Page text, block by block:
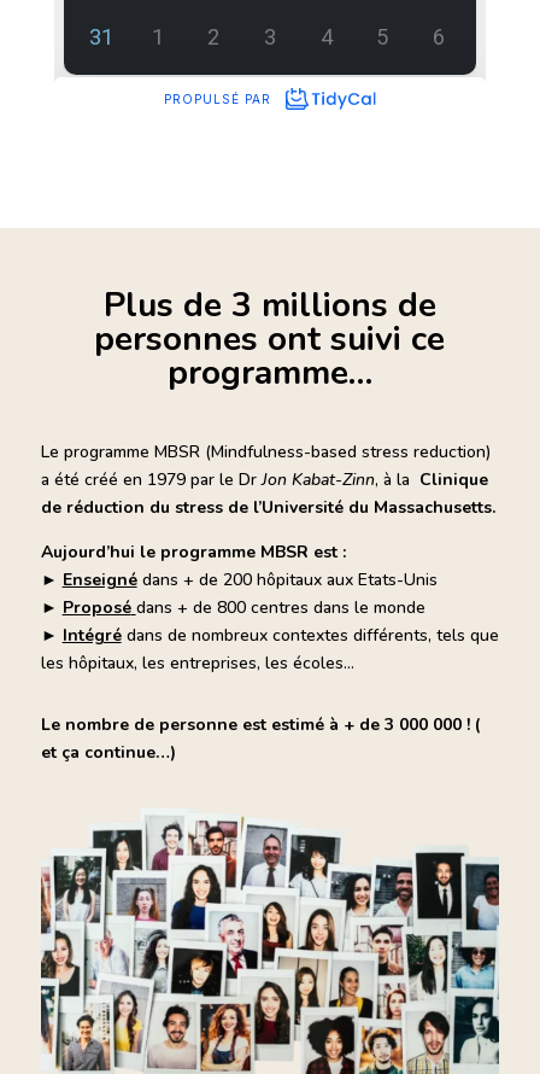
Plus de 3 millions de
personnes ont suivi ce
programme…
Le programme MBSR (Mindfulness-based stress reduction)
a été créé en 1979 par le DrJon Kabat-Zinn, à la Clinique
de réduction du stress de l’Université du Massachusetts.
Aujourd’hui le programme MBSR est :
► Enseignédans + de 200 hôpitaux aux Etats-Unis
► Proposé dans + de 800 centres dans le monde
► Intégrédans de nombreux contextes différents, tels que
les hôpitaux, les entreprises, les écoles…
Le nombre de personne est estimé à + de 3 000 000 ! (
et ça continue…)